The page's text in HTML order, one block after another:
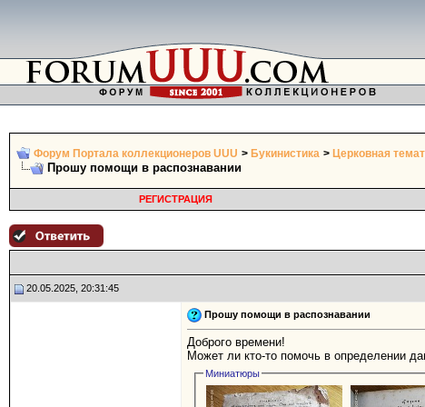
Форум Портала коллекционеров UUU > Букинистика > Церковная
Прошу помощи в распознавании
РЕГИСТРАЦИЯ
20.05.2025, 20:31:45
Прошу помощи в распознавании
Доброго времени!
Может ли кто-то помочь в определении
Миниатюры